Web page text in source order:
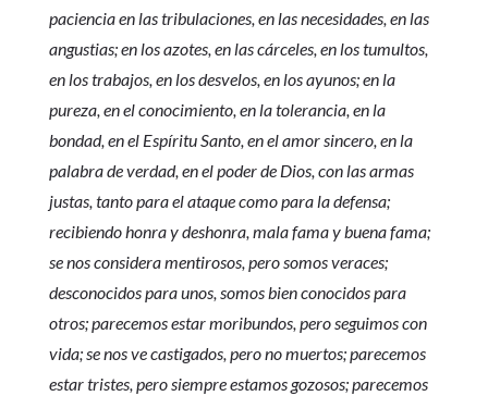
paciencia en las tribulaciones, en las necesidades, en las
angustias; en los azotes, en las cárceles, en los tumultos,
en los trabajos, en los desvelos, en los ayunos; en la
pureza, en el conocimiento, en la tolerancia, en la
bondad, en el Espíritu Santo, en el amor sincero, en la
palabra de verdad, en el poder de Dios, con las armas
justas, tanto para el ataque como para la defensa;
recibiendo honra y deshonra, mala fama y buena fama;
se nos considera mentirosos, pero somos veraces;
desconocidos para unos, somos bien conocidos para
otros; parecemos estar moribundos, pero seguimos con
vida; se nos ve castigados, pero no muertos; parecemos
estar tristes, pero siempre estamos gozosos; parecemos